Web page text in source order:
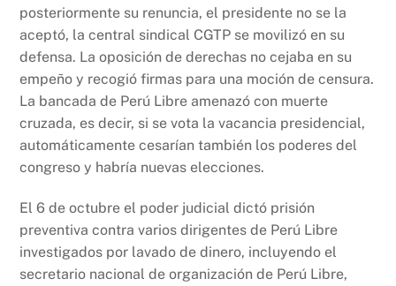
posteriormente su renuncia, el presidente no se la
aceptó, la central sindical CGTP se movilizó en su
defensa. La oposición de derechas no cejaba en su
empeño y recogió firmas para una moción de censura.
La bancada de Perú Libre amenazó con muerte
cruzada, es decir, si se vota la vacancia presidencial,
automáticamente cesarían también los poderes del
congreso y habría nuevas elecciones.
El 6 de octubre el poder judicial dictó prisión
preventiva contra varios dirigentes de Perú Libre
investigados por lavado de dinero, incluyendo el
secretario nacional de organización de Perú Libre,